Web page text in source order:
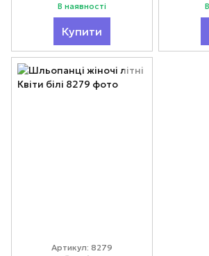
В наявності
Купити
Артикул: 8279